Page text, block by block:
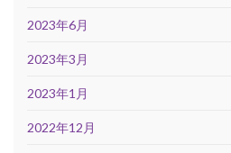
2023年6月
2023年3月
2023年1月
2022年12月